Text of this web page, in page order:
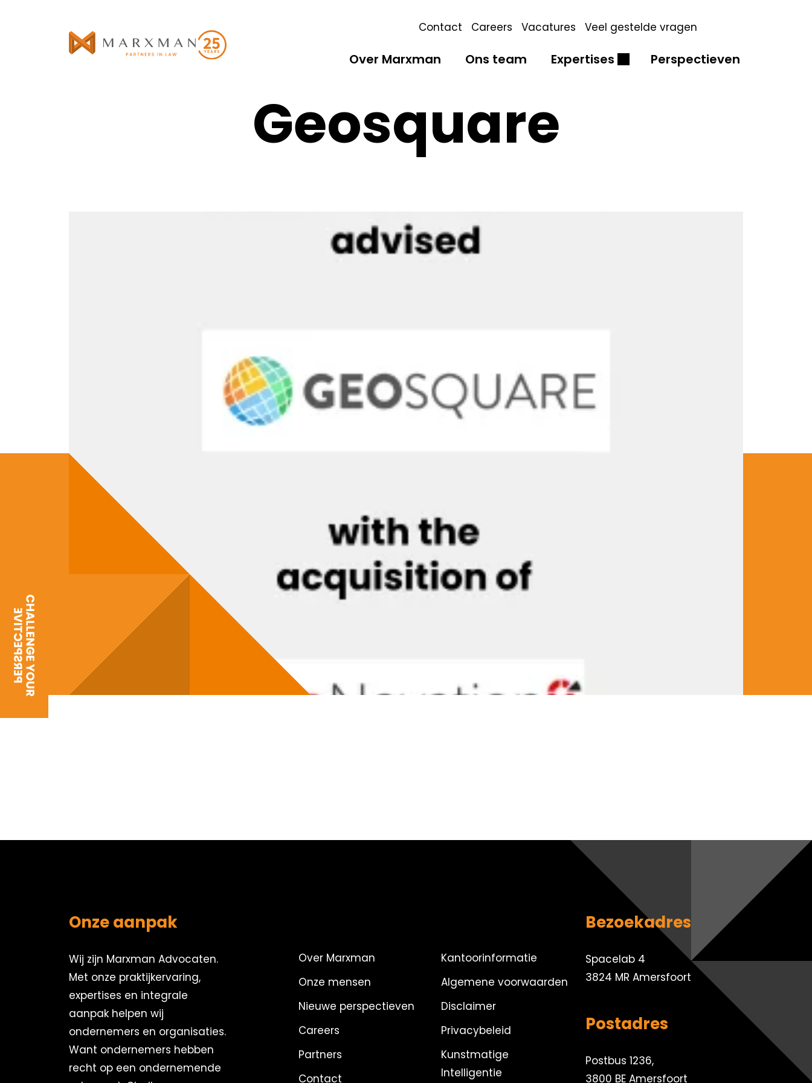
Contact Careers Vacatures Veel gestelde vragen
Over Marxman Ons team Expertises Perspectieven
Geosquare
Onze aanpak
Wij zijn Marxman Advocaten.
Met onze praktijkervaring,
expertises en integrale
aanpak helpen wij
ondernemers en organisaties.
Want ondernemers hebben
recht op een ondernemende
Over Marxman
Onze mensen
Nieuwe perspectieven
Careers
Partners
Contact
Kantoorinformatie
Algemene voorwaarden
Disclaimer
Privacybeleid
Kunstmatige
Intelligentie
Bezoekadres
Spacelab 4
3824 MR Amersfoort
Postadres
Postbus 1236,
3800 BE Amersfoort